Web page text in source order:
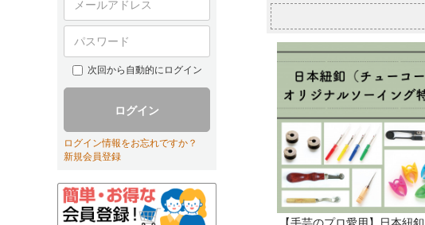
次回から自動的にログイン
ログイン
ログイン情報をお忘れですか？
新規会員登録